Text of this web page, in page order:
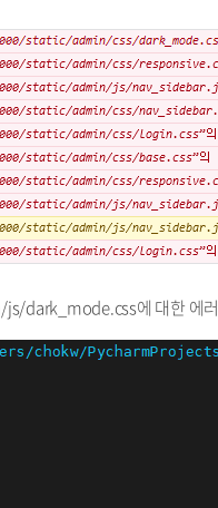
dark_mode.css에 대한 에